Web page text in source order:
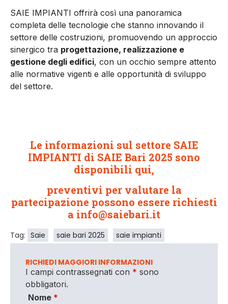
SAIE IMPIANTI offrirà così una panoramica
completa delle tecnologie che stanno innovando il
settore delle costruzioni, promuovendo un approccio
sinergico tra progettazione, realizzazione e
gestione degli edifici, con un occhio sempre attento
alle normative vigenti e alle opportunità di sviluppo
del settore.
Le informazioni sul settore SAIE
IMPIANTI di SAIE Bari 2025 sono
disponibili qui,
preventivi per valutare la
partecipazione possono essere richiesti
a info@saiebari.it
Tag: Saie saie bari 2025 saie impianti
RICHIEDI MAGGIORI INFORMAZIONI
I campi contrassegnati con * sono
obbligatori.
Nome *